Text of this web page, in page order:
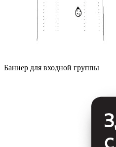
Баннер для входной группы